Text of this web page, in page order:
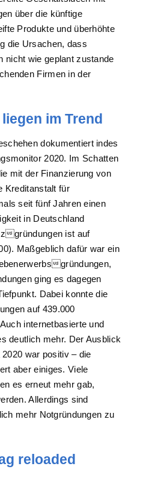
über die künftige
Produkte und überhöhte
die Ursachen, dass
nicht wie geplant zustande
Firmen in der
im Trend
dokumentiert indes
2020. Im Schatten
mit der Finanzierung von
Kreditanstalt für
seit fünf Jahren einen
in Deutschland
gründungen ist auf
Maßgeblich dafür war ein
gründungen,
ging es dagegen
Dabei konnte die
auf 439.000
internetbasierte und
deutlich mehr. Der Ausblick
war positiv – die
aber einiges. Viele
es erneut mehr gab,
Allerdings sind
mehr Notgründungen zu
reloaded